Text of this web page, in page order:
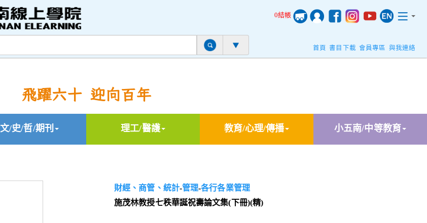
0結帳
首頁 書目下載 會員專區 與我連絡
飛躍六十 迎向百年
文/史/哲/期刊 理工/醫護 教育/心理/傳播 小五南/中等教育
財經、商管、統計-管理-各行各業管理
施茂林教授七秩華誕祝壽論文集(下冊)(精)